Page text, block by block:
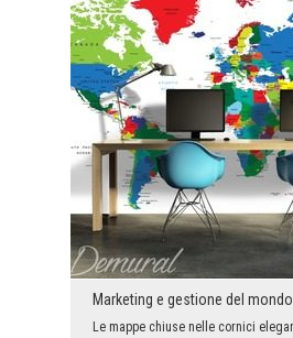
Marketing e gestione del mondo